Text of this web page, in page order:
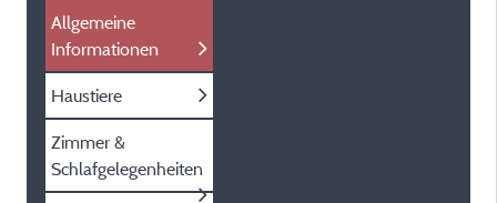
Allgemeine
Informationen
Haustiere
Zimmer &
Schlafgelegenheiten